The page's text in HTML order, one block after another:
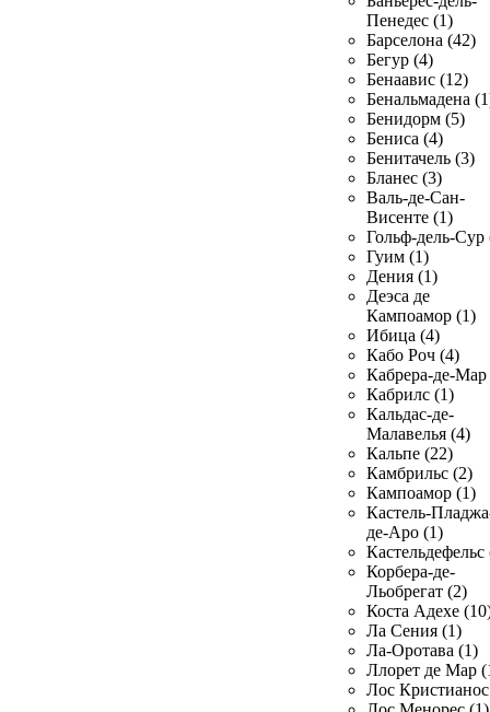
Пенедес (1)
Барселона (42)
Бегур (4)
Бенаавис (12)
Бенальмадена
Бенидорм (5)
Бениса (4)
Бенитачель (3)
Бланес (3)
Валь-де-Сан-
Висенте (1)
Гольф-дель-Сур
Гуим (1)
Дения (1)
Деэса де
Кампоамор (1)
Ибица (4)
Кабо Роч (4)
Кабрера-де-Мар
Кабрилс (1)
Кальдас-де-
Малавелья (4)
Кальпе (22)
Камбрильс (2)
Кампоамор (1)
Кастель-
де-Аро (1)
Кастельдефельс
Корбера-де-
Льобрегат (2)
Коста Адехе
Ла Сения (1)
Ла-Оротава (1)
Ллорет де Мар
Лос